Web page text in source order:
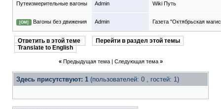
Путеизмерительные вагоны Admin Wiki Путь
[ОМ] Вагоны без движения Admin Газета "Октябрьская
Ответить в этой теме
Перейти в раздел этой темы
Translate to English
« Предыдущая тема| Следующая тема »
Здесь присутствуют: 1 (пользователей: 0 , гостей: 1)